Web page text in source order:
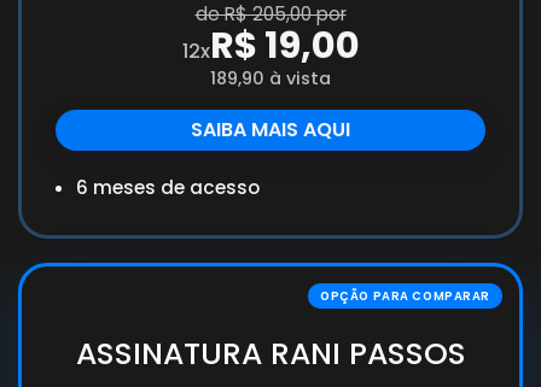
de R$ 205,00 por
12xR$ 19,00
189,90 à vista
SAIBA MAIS AQUI
6 meses de acesso
ASSINATURA RANI PASSOS